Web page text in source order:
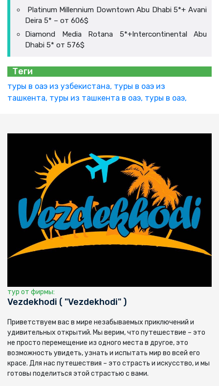
Platinum Millennium Downtown Abu Dhabi 5*+ Avani
Deira 5* – от 606$
Diamond Media Rotana 5*+Intercontinental Abu
Dhabi 5* от 576$
Теги
туры в оаэ из узбекистана, туры в оаэ из
ташкента, туры из ташкента в оаэ, туры в оаэ,
тур от фирмы:
Vezdekhodi ( "Vezdekhodi" )
Приветствуем вас в мире незабываемых приключений и
удивительных открытий. Мы верим, что путешествие – это
не просто перемещение из одного места в другое, это
возможность увидеть, узнать и испытать мир во всей его
красе. Для нас путешествия – это страсть и искусство, и мы
готовы поделиться этой страстью с вами.